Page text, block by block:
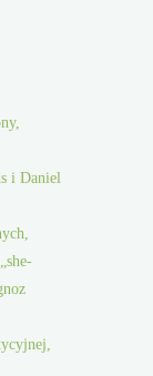
i Daniel